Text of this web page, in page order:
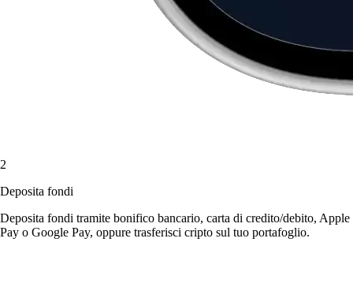
2
Deposita fondi
Deposita fondi tramite bonifico bancario, carta di credito/debito, Apple
Pay o Google Pay, oppure trasferisci cripto sul tuo portafoglio.